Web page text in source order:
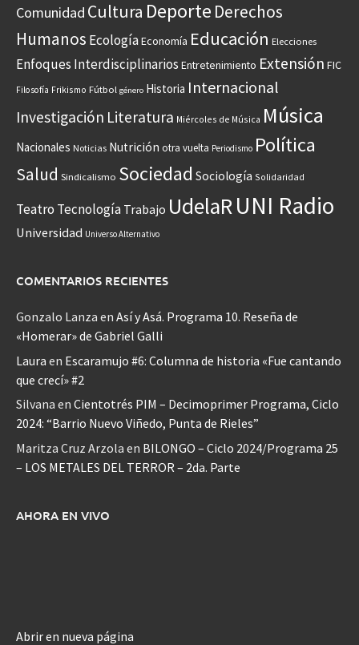
Comunidad Cultura Deporte Derechos
Humanos EcologíaEconomía Educación Elecciones
Enfoques Interdisciplinarios Entretenimiento Extensión FIC
Filosofía Frikismo Fútbol género Historia Internacional
Investigación Literatura Miércoles de Música Música
Nacionales Noticias Nutrición otra vuelta Periodismo Política
Salud Sindicalismo Sociedad Sociología Solidaridad
Teatro Tecnología Trabajo UdelaRUNI Radio
Universidad Universo Alternativo
COMENTARIOS RECIENTES
Gonzalo Lanza en Así y Asá. Programa 10. Reseña de
«Homerar» de Gabriel Galli
Laura en Escaramujo #6: Columna de historia «Fue cantando
que crecí» #2
Silvana en Cientotrés PIM – Decimoprimer Programa, Ciclo
2024: “Barrio Nuevo Viñedo, Punta de Rieles”
Maritza Cruz Arzola en BILONGO – Ciclo 2024/Programa 25
– LOS METALES DEL TERROR – 2da. Parte
AHORA EN VIVO
Abrir en nueva página